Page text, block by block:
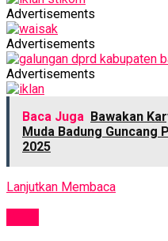
Advertisements
Advertisements
Advertisements
Baca Juga Bawakan
Muda Badung Guncang
2025
Lanjutkan Membaca